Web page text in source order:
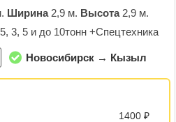
Ширина2,9 м. Высота2,9 м.
3, 5 и до 10тонн +Спецтехника
Новосибирск → Кызыл
1400 ₽